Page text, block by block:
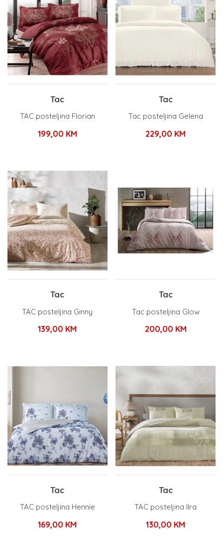
Tac
TAC posteljina Florian
199,00 KM
Tac
Tac posteljina Gelena
229,00 KM
Tac
TAC posteljina Ginny
139,00 KM
Tac
Tac posteljina Glow
200,00 KM
Tac
TAC posteljina Hennie
169,00 KM
Tac
TAC posteljina Ilra
130,00 KM